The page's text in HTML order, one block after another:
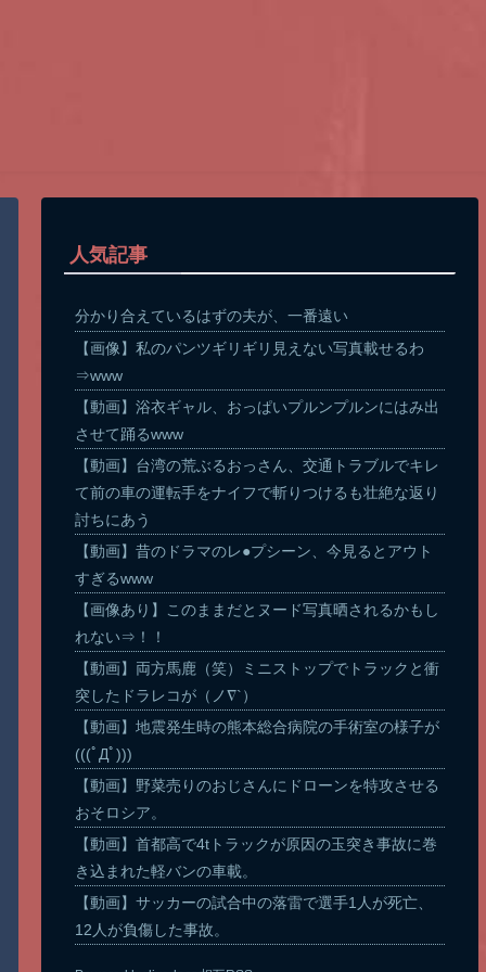
人気記事
分かり合えているはずの夫が、一番遠い
【画像】私のパンツギリギリ見えない写真載せるわ
⇒www
【動画】浴衣ギャル、おっぱいプルンプルンにはみ出
させて踊るwww
【動画】台湾の荒ぶるおっさん、交通トラブルでキレ
て前の車の運転手をナイフで斬りつけるも壮絶な返り
討ちにあう
【動画】昔のドラマのレ●プシーン、今見るとアウト
すぎるwww
【画像あり】このままだとヌード写真晒されるかもし
れない⇒！！
【動画】両方馬鹿（笑）ミニストップでトラックと衝
突したドラレコが（ノ∇`）
【動画】地震発生時の熊本総合病院の手術室の様子が
(((ﾟДﾟ)))
【動画】野菜売りのおじさんにドローンを特攻させる
おそロシア。
【動画】首都高で4tトラックが原因の玉突き事故に巻
き込まれた軽バンの車載。
【動画】サッカーの試合中の落雷で選手1人が死亡、
12人が負傷した事故。